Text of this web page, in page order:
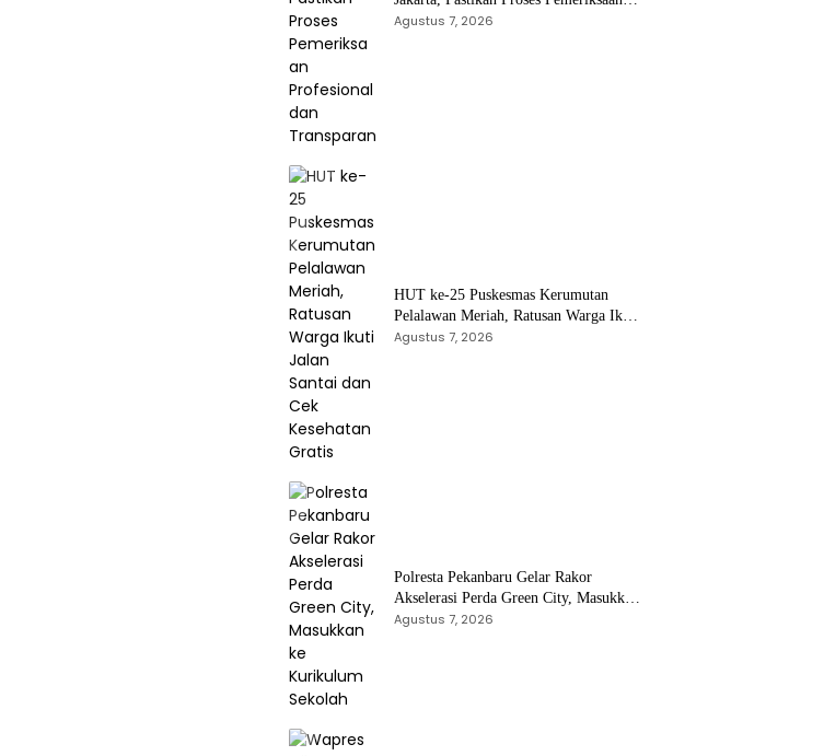
Profesional dan Transparan
Agustus 7, 2026
HUT ke-25 Puskesmas Kerumutan
Pelalawan Meriah, Ratusan Warga Ikuti
Jalan Santai dan Cek Kesehatan Gratis
Agustus 7, 2026
Polresta Pekanbaru Gelar Rakor
Akselerasi Perda Green City, Masukkan
ke Kurikulum Sekolah
Agustus 7, 2026